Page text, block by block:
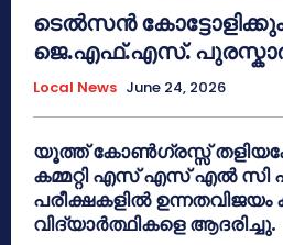
ടെൽസൻ
ജെ.എഫ്.എസ്.
Local News June 24, 2026
യൂത്ത് കോൺഗ്രസ്സ്
കമ്മറ്റി എസ് എസ് എൽ
പരീക്ഷകളിൽ ഉന്നതവിജയം
വിദ്യാർത്ഥികളെ ആദരിച്ചു.